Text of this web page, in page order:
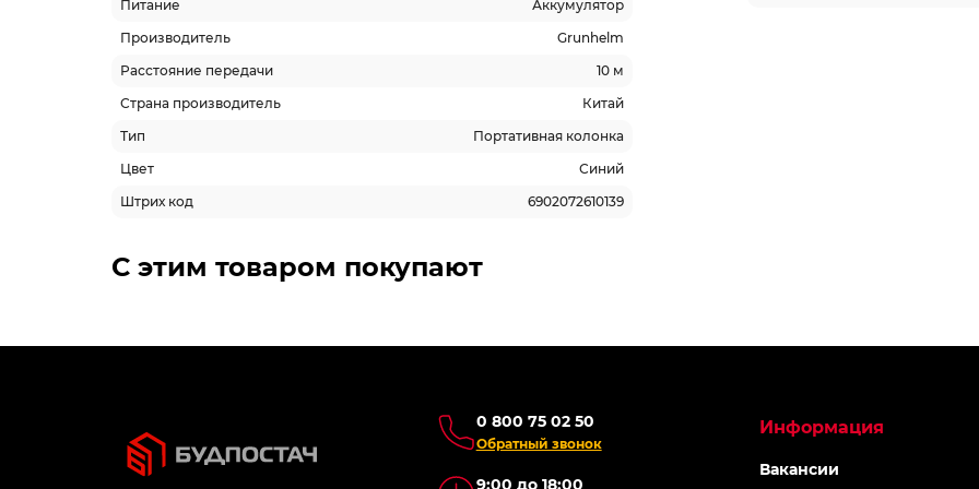
Питание
Аккумулятор
Производитель
Grunhelm
Расстояние передачи
10 м
Страна производитель
Китай
Тип
Портативная колонка
Цвет
Синий
Штрих код
6902072610139